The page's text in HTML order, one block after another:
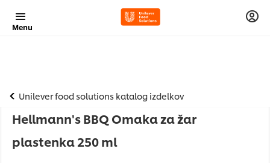
Menu
Unilever food solutions katalog izdelkov
Hellmann's BBQ Omaka za žar
plastenka 250 ml